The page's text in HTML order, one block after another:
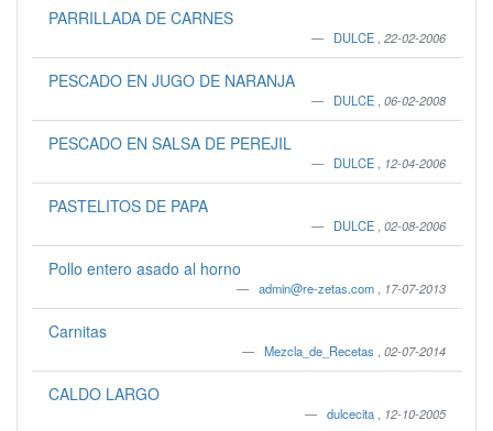
PARRILLADA DE CARNES
DULCE 22-02-2006
PESCADO EN JUGO DE NARANJA
DULCE 06-02-2008
PESCADO EN SALSA DE PEREJIL
DULCE 12-04-2006
PASTELITOS DE PAPA
DULCE 02-08-2006
Pollo entero asado al horno
admin@re-zetas.com 17-07-2013
Carnitas
Mezcla_de_Recetas 02-07-2014
CALDO LARGO
dulcecita 12-10-2005